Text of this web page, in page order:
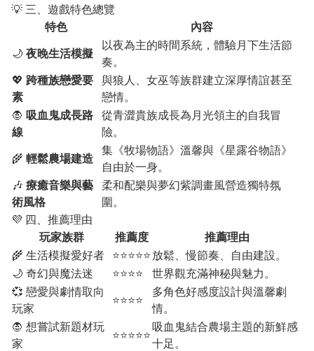
💡 三、遊戲特色總覽
特色
內容
🌙 夜晚生活模擬
以夜為主的時間系統，體驗月下生活節
奏。
💖 跨種族戀愛要
素
與狼人、女巫等族群建立深厚情誼甚至
戀情。
🧛 吸血鬼成長路
線
從青澀貴族成長為月光領主的自我冒
險。
🌾 輕鬆農場建造
集《牧場物語》溫馨與《星露谷物語》
自由於一身。
🎶 療癒音樂與藝
術風格
柔和配樂與夢幻紫調畫風營造獨特氛
圍。
💜 四、推薦理由
玩家族群
推薦度
推薦理由
🌾 生活模擬愛好者
⭐⭐⭐⭐⭐ 放鬆、慢節奏、自由建設。
🌙 奇幻與魔法迷
⭐⭐⭐⭐
世界觀充滿神秘與魅力。
💞 戀愛與劇情取向
玩家
⭐⭐⭐⭐
多角色好感度設計與溫馨劇
情。
🧛 想嘗試新題材玩
家
⭐⭐⭐⭐⭐
吸血鬼結合農場主題的新鮮感
十足。